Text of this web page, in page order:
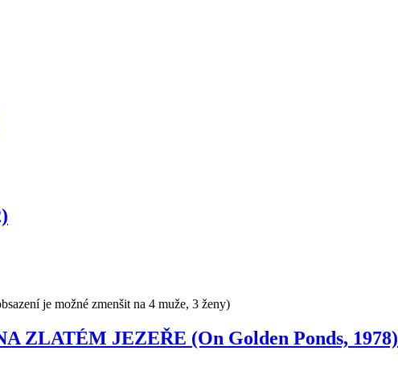
je možné zmenšit na 4 muže, 3 ženy)
ZLATÉM JEZEŘE (On Golden Ponds, 1978)